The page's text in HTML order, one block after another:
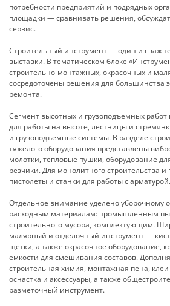
потребности предприятий и подрядных
площадки — сравнивать решения,
сервис.
Строительный инструмент — один из
выставки. В тематическом блоке
стро­ительно-монтажных, окрасочных и
сосредоточены решения для большинства
ремонта.
Сегмент высотных и грузоподъемных
для работы на высоте, лестницы и
и грузоподъемные системы. В разделе
тяжелого оборудования представлены
молотки, тепловые пушки, оборудование
резчики. Для монолитного строительства
пистолеты и станки для работы с арматурой.
Отдельное внимание уделено уборочному
расходным материалам: промышленным
строительного мусора, комплектующим.
малярный и отделочный инструмент —
щетки, а также окрасочное оборудование,
емкости для смешивания составов.
строительная химия, монтажная пена,
оснастка и аксессуары, а также
разметочный инструмент.